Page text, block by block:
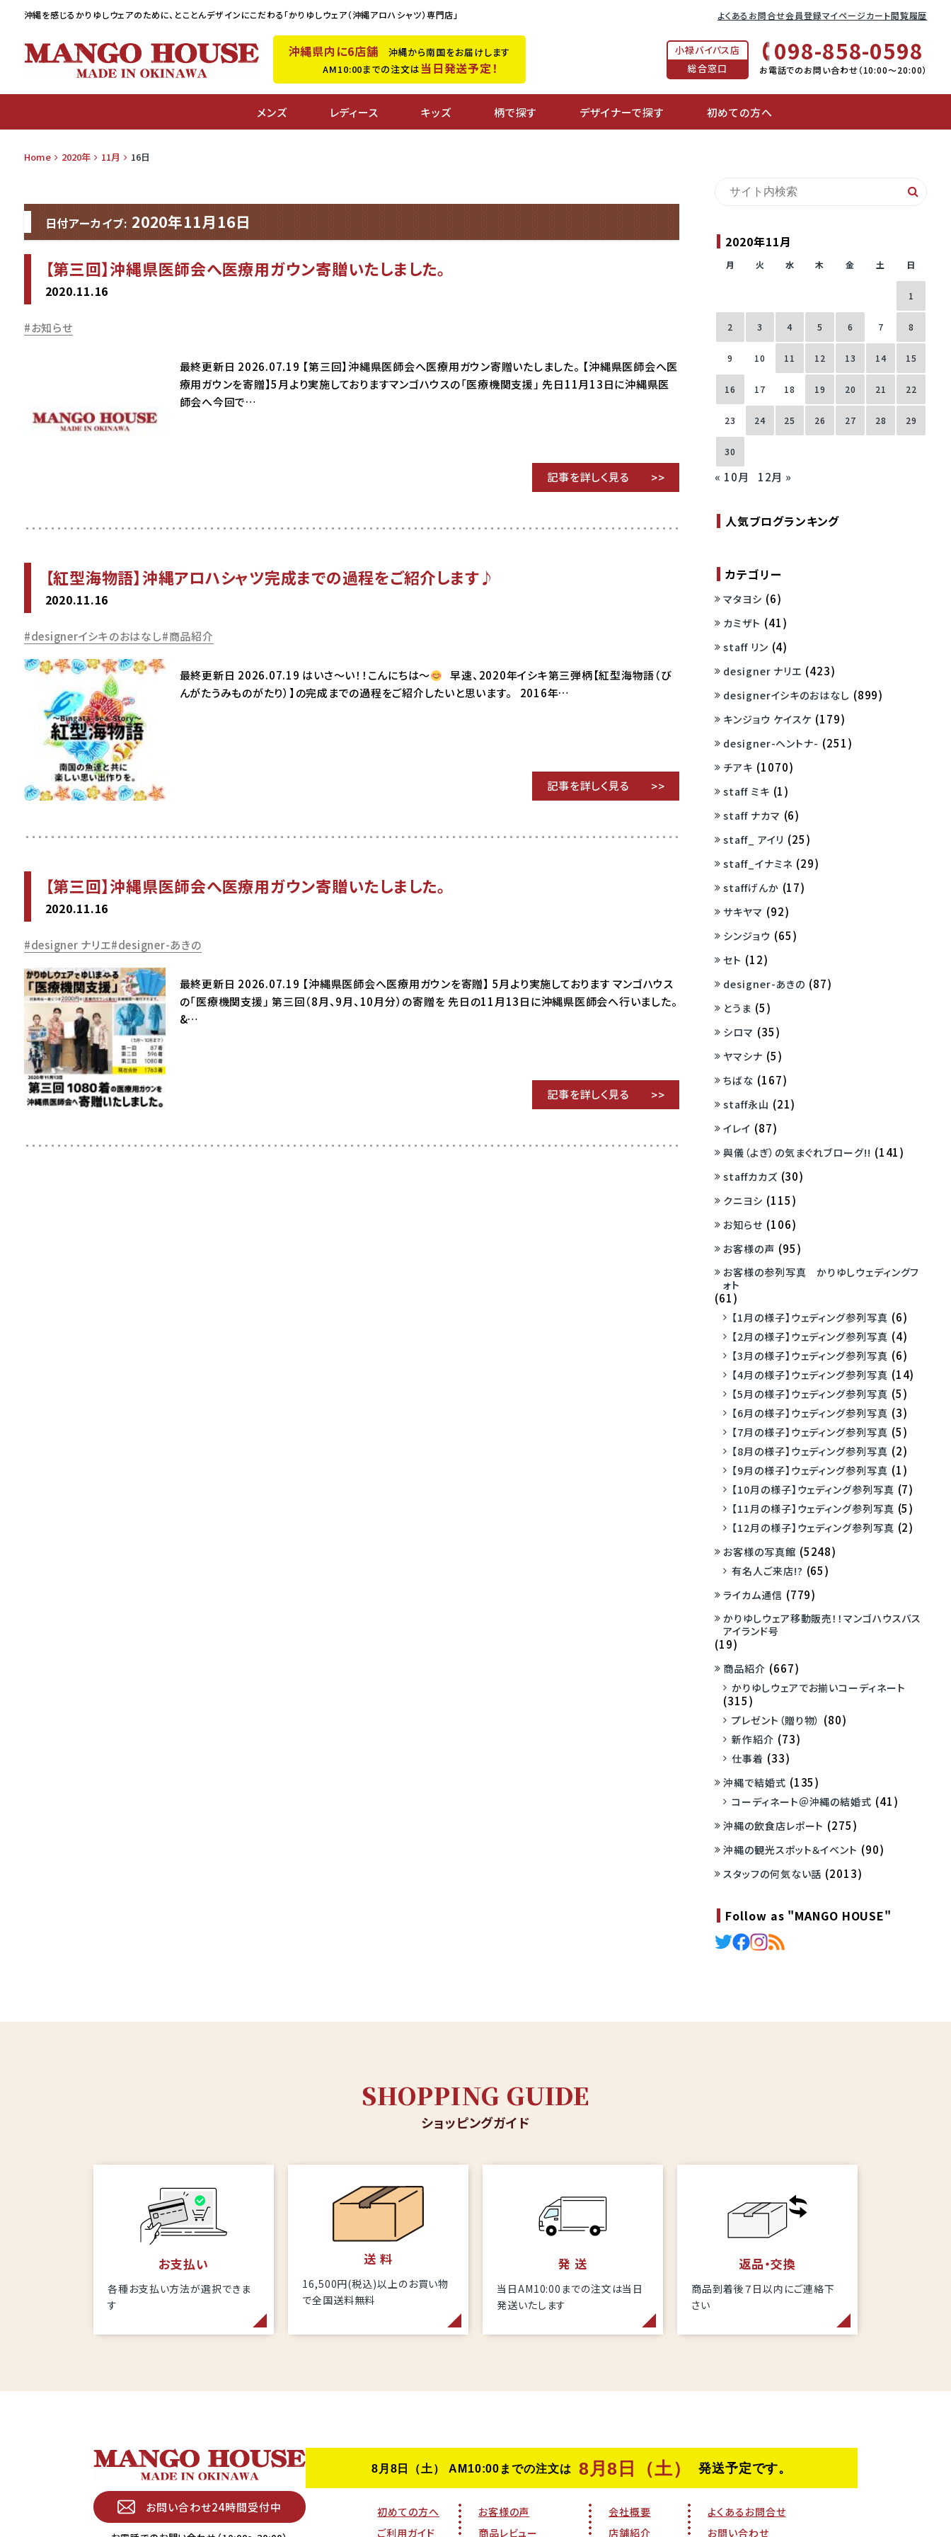
沖縄を感じるかりゆしウェアのために、 とことんデザインにこだわる「かりゆしウェア（沖縄アロハシャツ）専門店」 よくあるお問合せ会員登録マイページカート閲覧履歴
沖縄県内に6店舗 沖縄から南国をお届けします
AM10:00までの注文は当日発送予定！
小禄バイパス店
総合窓口
098-858-0598
お電話でのお問い合わせ（10:00〜20:00）
メンズ レディース キッズ 柄で探す デザイナーで探す 初めての方へ
Home 2020年 11月 16日
日付アーカイブ: 2020年11月16日
【第三回】沖縄県医師会へ医療用ガウン寄贈いたしました。
2020.11.16
お知らせ
最終更新日 2026.07.19 【第三回】沖縄県医師会へ医療用ガウン寄贈いたしました。 【沖縄県医師会へ医
療用ガウンを寄贈】5月より実施しておりますマンゴハウスの「医療機関支援」 先日11月13日に沖縄県医
師会へ今回で…
記事を詳しく見る
【紅型海物語】沖縄アロハシャツ完成までの過程をご紹介します♪
2020.11.16
designerイシキのおはなし 商品紹介
最終更新日 2026.07.19 はいさ〜い！！こんにちは〜
早速、2020年イシキ第三弾柄【紅型海物語（び
んがたうみものがたり）】の完成までの過程をご紹介したいと思います。 2016年…
記事を詳しく見る
【第三回】沖縄県医師会へ医療用ガウン寄贈いたしました。
2020.11.16
designer ナリエ designer-あきの
最終更新日 2026.07.19 【沖縄県医師会へ医療用ガウンを寄贈】 5月より実施しております マンゴハウス
の「医療機関支援」 第三回（8月、9月、10月分）の寄贈を 先日の11月13日に沖縄県医師会へ行いました。
&…
記事を詳しく見る
2020年11月
月 火 水 木 金 土 日
1
2 3 4 5 6 7 8
9 10 11 12 13 14 15
16 17 18 19 20 21 22
23 24 25 26 27 28 29
30
« 10月 12月 »
人気ブログランキング
カテゴリー
マタヨシ (6)
カミザト (41)
staff リン (4)
designer ナリエ (423)
designerイシキのおはなし (899)
キンジョウ ケイスケ (179)
designer-ヘントナ- (251)
チアキ (1070)
staff ミキ (1)
staff ナカマ (6)
staff_ アイリ (25)
staff_イナミネ (29)
staffげんか (17)
サキヤマ (92)
シンジョウ (65)
セト (12)
designer-あきの (87)
とうま (5)
シロマ (35)
ヤマシナ (5)
ちばな (167)
staff永山 (21)
イレイ (87)
與儀（よぎ）の気まぐれブローグ!! (141)
staffカカズ (30)
クニヨシ (115)
お知らせ (106)
お客様の声 (95)
お客様の参列写真 かりゆしウェディングフ
ォト
(61)
【1月の様子】ウェディング参列写真 (6)
【2月の様子】ウェディング参列写真 (4)
【3月の様子】ウェディング参列写真 (6)
【4月の様子】ウェディング参列写真 (14)
【5月の様子】ウェディング参列写真 (5)
【6月の様子】ウェディング参列写真 (3)
【7月の様子】ウェディング参列写真 (5)
【8月の様子】ウェディング参列写真 (2)
【9月の様子】ウェディング参列写真 (1)
【10月の様子】ウェディング参列写真 (7)
【11月の様子】ウェディング参列写真 (5)
【12月の様子】ウェディング参列写真 (2)
お客様の写真館 (5248)
有名人ご来店!? (65)
ライカム通信 (779)
かりゆしウェア移動販売！！マンゴハウスバス
アイランド号
(19)
商品紹介 (667)
かりゆしウェアでお揃いコーディネート
(315)
プレゼント（贈り物） (80)
新作紹介 (73)
仕事着 (33)
沖縄で結婚式 (135)
コーディネート＠沖縄の結婚式 (41)
沖縄の飲食店レポート (275)
沖縄の観光スポット＆イベント (90)
スタッフの何気ない話 (2013)
Follow as "MANGO HOUSE"
SHOPPING GUIDE
ショッピングガイド
お支払い
各種お支払い方法が選択できま
す
送 料
16,500円(税込)以上のお買い物
で全国送料無料
発 送
当日AM10:00までの注文は当日
発送いたします
返品・交換
商品到着後７日以内にご連絡下
さい
お問い合わせ24時間受付中
初めての方へ
ご利用ガイド
お客様の声
商品レビュー
会社概要
店舗紹介
よくあるお問合せ
お問い合わせ